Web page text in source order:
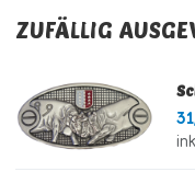
ZUFÄLLIG